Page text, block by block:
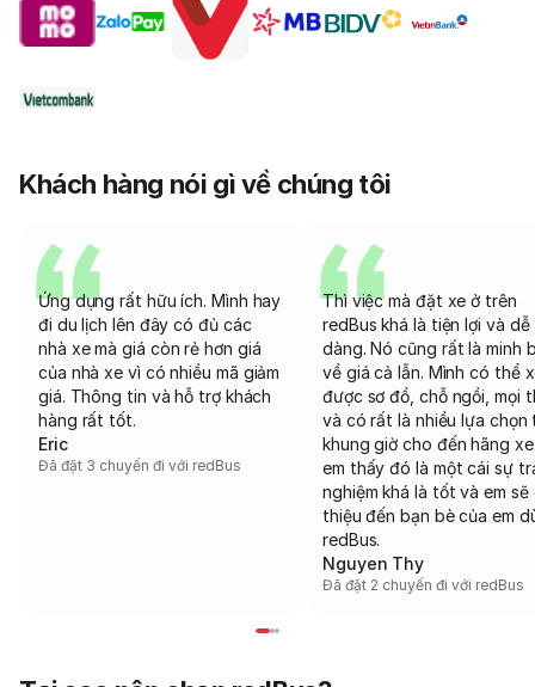
Khách hàng nói gì về chúng tôi
Ứng dụng rất hữu ích. Mình hay
đi du lịch lên đây có đủ các
nhà xe mà giá còn rẻ hơn giá
của nhà xe vì có nhiều mã giảm
giá. Thông tin và hỗ trợ khách
hàng rất tốt.
Eric
Đã đặt 3 chuyến đi với redBus
Thì việc mà đặt xe ở trên
redBus khá là tiện lợi và dễ
dàng. Nó cũng rất là minh
về giá cả lẫn. Mình có thể
được sơ đồ, chỗ ngồi, mọi
và có rất là nhiều lựa chọn
khung giờ cho đến hãng
em thấy đó là một cái sự
nghiệm khá là tốt và em sẽ
thiệu đến bạn bè của em
redBus.
Nguyen Thy
Đã đặt 2 chuyến đi với redBus